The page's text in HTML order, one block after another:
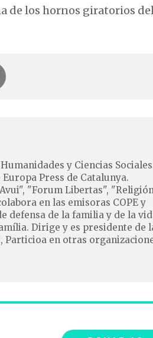
de los hornos giratorios
y Ciencias
Press de Catalunya.
"Forum Libertas",
en las emisoras COPE y
defensa de la familia y de la
Dirige y es presidente de
Particioa en otras